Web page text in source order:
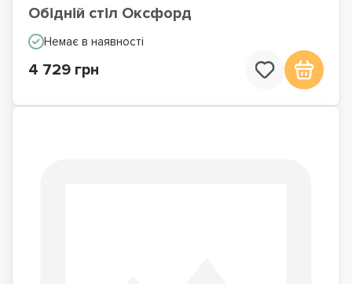
Обідній стіл Оксфорд
Немає в наявності
4 729 грн